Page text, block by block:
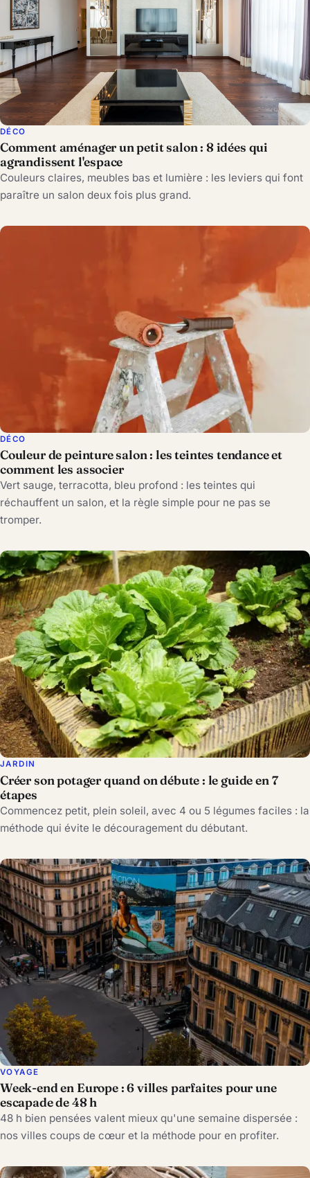
DÉCO
Comment aménager un petit salon : 8 idées qui
agrandissent l'espace
Couleurs claires, meubles bas et lumière : les leviers qui font
paraître un salon deux fois plus grand.
DÉCO
Couleur de peinture salon : les teintes tendance et
comment les associer
Vert sauge, terracotta, bleu profond : les teintes qui
réchauffent un salon, et la règle simple pour ne pas se
tromper.
JARDIN
Créer son potager quand on débute : le guide en 7
étapes
Commencez petit, plein soleil, avec 4 ou 5 légumes faciles : la
méthode qui évite le découragement du débutant.
VOYAGE
Week-end en Europe : 6 villes parfaites pour une
escapade de 48 h
48 h bien pensées valent mieux qu'une semaine dispersée :
nos villes coups de cœur et la méthode pour en profiter.